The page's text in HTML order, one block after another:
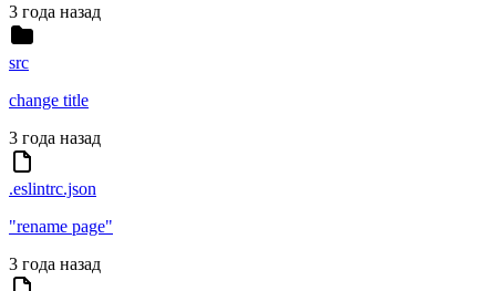
3 года назад
src
change title
3 года назад
.eslintrc.json
"rename page"
3 года назад